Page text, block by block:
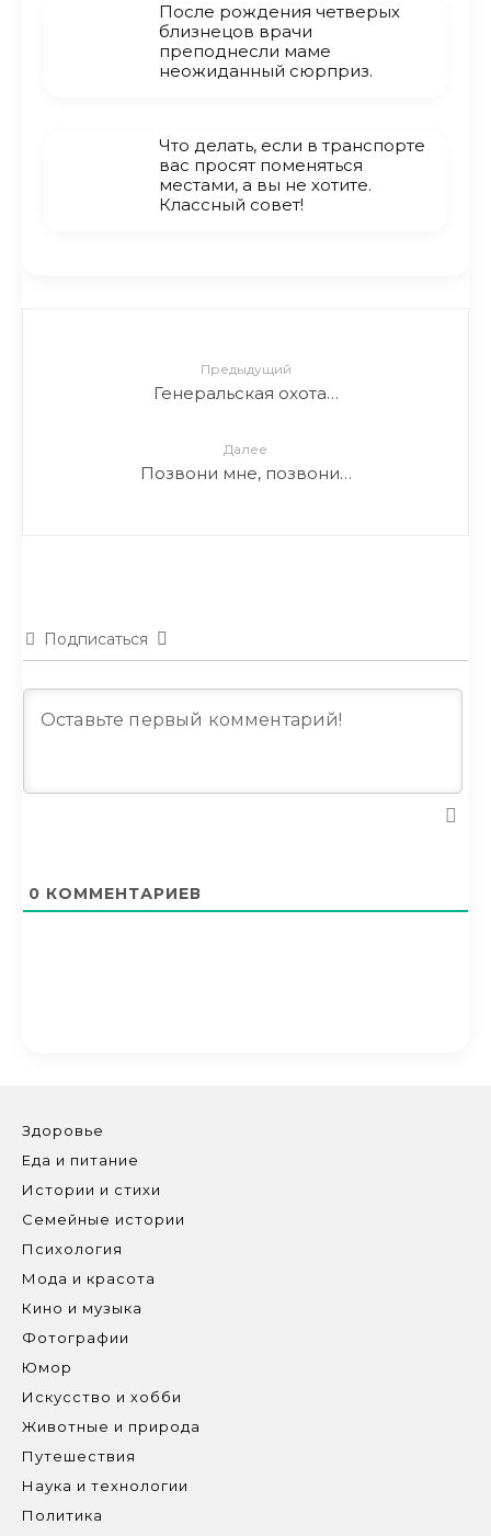
После рождения четверых
близнецов врачи
преподнесли маме
неожиданный сюрприз.
Что делать, если в транспорте
вас просят поменяться
местами, а вы не хотите.
Классный совет!
Предыдущий
Генеральская охота…
Далее
Позвони мне, позвони…
Подписаться
0 КОММЕНТАРИЕВ
Здоровье
Еда и питание
Истории и стихи
Семейные истории
Психология
Мода и красота
Кино и музыка
Фотографии
Юмор
Искусство и хобби
Животные и природа
Путешествия
Наука и технологии
Политика